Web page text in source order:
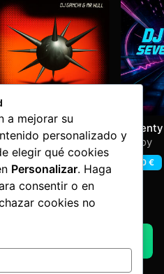
Hardcore 2
Ganchi & Mr Hull
Ruboy
1,60 €
Factoria Makina
a mejorar su
personalizado y
elegir qué cookies
Personalizar. Haga
consentir o en
cookies no